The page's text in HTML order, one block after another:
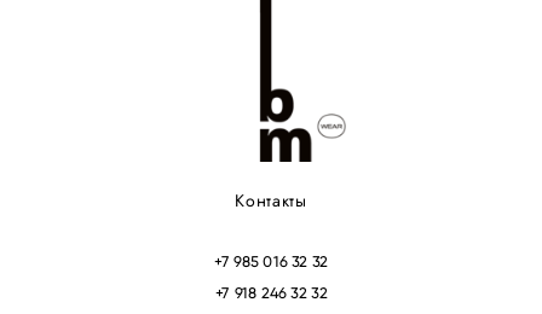
Контакты
+7 985 016 32 32
+7 918 246 32 32